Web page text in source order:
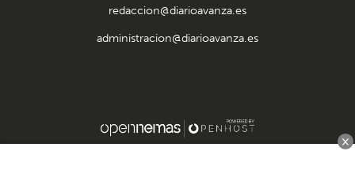
redaccion@diarioavanza.es
administracion@diarioavanza.es
×